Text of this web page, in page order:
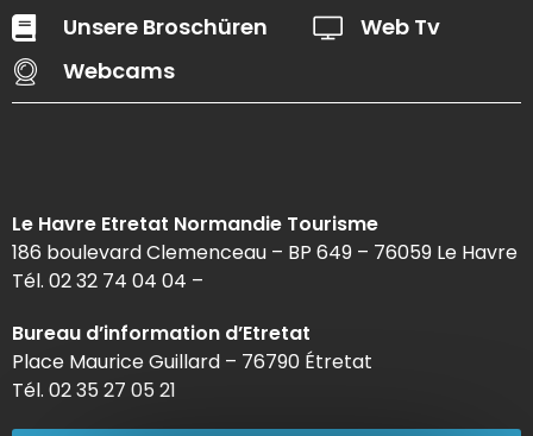
Unsere Broschüren
Web Tv
Webcams
Le Havre Etretat Normandie Tourisme
186 boulevard Clemenceau – BP 649 – 76059 Le Havre
Tél. 02 32 74 04 04 –
Bureau d’information d’Etretat
Place Maurice Guillard – 76790 Étretat
Tél. 02 35 27 05 21